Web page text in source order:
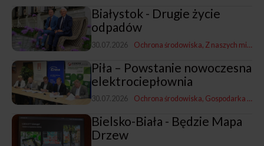
Białystok - Drugie życie
odpadów
30.07.2026 Ochrona środowiska Z naszych miast
Piła – Powstanie nowoczesna
elektrociepłownia
30.07.2026 Ochrona środowiska Gospodarka komunalna
Bielsko-Biała - Będzie Mapa
Drzew